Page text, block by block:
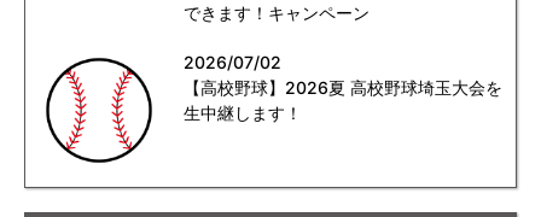
できます！キャンペーン
2026/07/02
【高校野球】2026夏 高校野球埼玉大会を
生中継します！